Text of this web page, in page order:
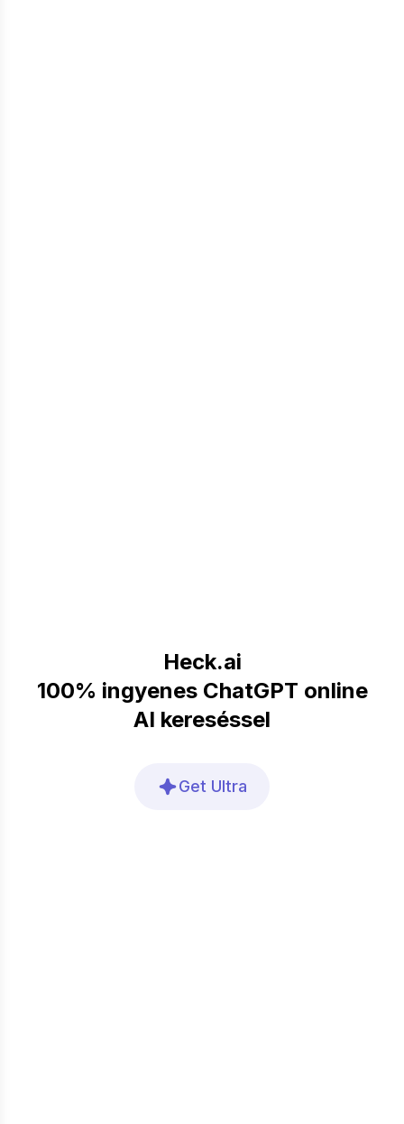
Heck.ai
100% ingyenes ChatGPT online
AI kereséssel
Get Ultra